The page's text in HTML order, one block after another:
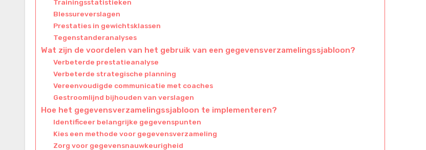
Trainingsstatistieken
Blessureverslagen
Prestaties in gewichtsklassen
Tegenstanderanalyses
Wat zijn de voordelen van het gebruik van een gegevensverzamelingssjabloon?
Verbeterde prestatieanalyse
Verbeterde strategische planning
Vereenvoudigde communicatie met coaches
Gestroomlijnd bijhouden van verslagen
Hoe het gegevensverzamelingssjabloon te implementeren?
Identificeer belangrijke gegevenspunten
Kies een methode voor gegevensverzameling
Zorg voor gegevensnauwkeurigheid